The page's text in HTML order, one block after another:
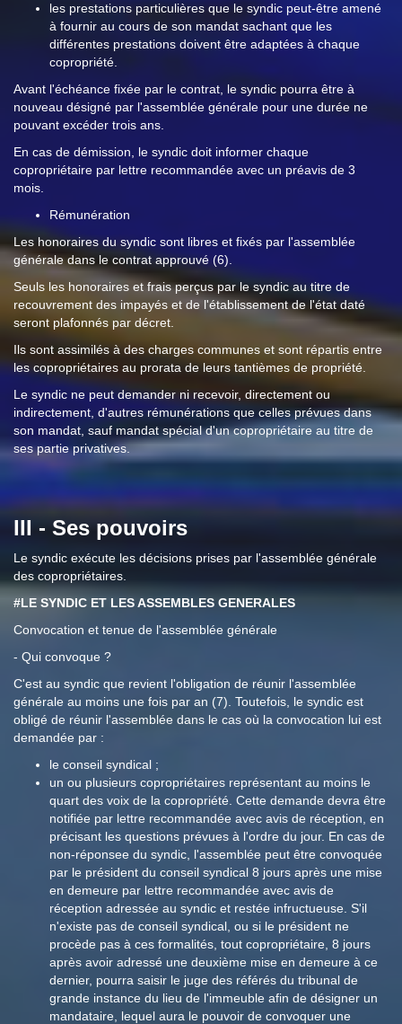
les prestations particulières que le syndic peut-être amené
à fournir au cours de son mandat sachant que les
différentes prestations doivent être adaptées à chaque
copropriété.
Avant l'échéance fixée par le contrat, le syndic pourra être à
nouveau désigné par l'assemblée générale pour une durée ne
pouvant excéder trois ans.
En cas de démission, le syndic doit informer chaque
copropriétaire par lettre recommandée avec un préavis de 3
mois.
Rémunération
Les honoraires du syndic sont libres et fixés par l'assemblée
générale dans le contrat approuvé (6).
Seuls les honoraires et frais perçus par le syndic au titre de
recouvrement des impayés et de l'établissement de l'état daté
seront plafonnés par décret.
Ils sont assimilés à des charges communes et sont répartis entre
les copropriétaires au prorata de leurs tantièmes de propriété.
Le syndic ne peut demander ni recevoir, directement ou
indirectement, d'autres rémunérations que celles prévues dans
son mandat, sauf mandat spécial d'un copropriétaire au titre de
ses partie privatives.
III - Ses pouvoirs
Le syndic exécute les décisions prises par l'assemblée générale
des copropriétaires.
#LE SYNDIC ET LES ASSEMBLES GENERALES
Convocation et tenue de l'assemblée générale
- Qui convoque ?
C'est au syndic que revient l'obligation de réunir l'assemblée
générale au moins une fois par an (7). Toutefois, le syndic est
obligé de réunir l'assemblée dans le cas où la convocation lui est
demandée par :
le conseil syndical ;
un ou plusieurs copropriétaires représentant au moins le
quart des voix de la copropriété. Cette demande devra être
notifiée par lettre recommandée avec avis de réception, en
précisant les questions prévues à l'ordre du jour. En cas de
non-réponsee du syndic, l'assemblée peut être convoquée
par le président du conseil syndical 8 jours après une mise
en demeure par lettre recommandée avec avis de
réception adressée au syndic et restée infructueuse. S'il
n'existe pas de conseil syndical, ou si le président ne
procède pas à ces formalités, tout copropriétaire, 8 jours
après avoir adressé une deuxième mise en demeure à ce
dernier, pourra saisir le juge des référés du tribunal de
grande instance du lieu de l'immeuble afin de désigner un
mandataire, lequel aura le pouvoir de convoquer une